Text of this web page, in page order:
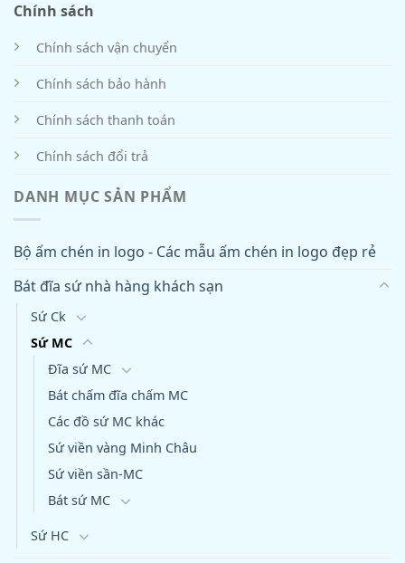
Chính sách
Chính sách vận chuyển
Chính sách bảo hành
Chính sách thanh toán
Chính sách đổi trả
DANH MỤC SẢN PHẨM
Bộ ấm chén in logo - Các mẫu ấm chén in logo đẹp rẻ
Bát đĩa sứ nhà hàng khách sạn
Sứ Ck
Sứ MC
Đĩa sứ MC
Bát chấm đĩa chấm MC
Các đồ sứ MC khác
Sứ viền vàng Minh Châu
Sứ viền sần-MC
Bát sứ MC
Sứ HC